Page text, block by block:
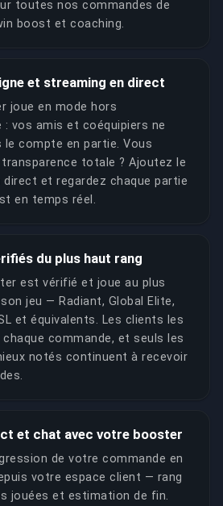
toutes nos commandes de
boost et coaching.
et streaming en direct
joue en mode hors
: vos amis et coéquipiers ne
le compte en partie. Vous
totale ? Ajoutez le
direct et regardez chaque partie
en temps réel.
du plus haut rang
est vérifié et joue au plus
jeu — Radiant, Global Elite,
et équivalents. Les clients les
commande, et seuls les
notés continuent à recevoir
et chat avec votre booster
de votre commande en
votre espace client — rang
jouées et estimation de fin.